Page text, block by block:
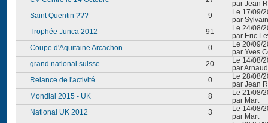
par Jean
Saint Quentin ???
9
Le 17/09/
par Sylvain
Trophée Junca 2012
91
Le 24/08/
par Eric
Coupe d'Aquitaine Arcachon
0
Le 20/09/
par Yves
grand national suisse
20
Le 14/08/
par
Relance de l'activité
0
Le 28/08/
par Jean
Mondial 2015 - UK
8
Le 21/08/
par Mart
National UK 2012
3
Le 14/08/
par Mart